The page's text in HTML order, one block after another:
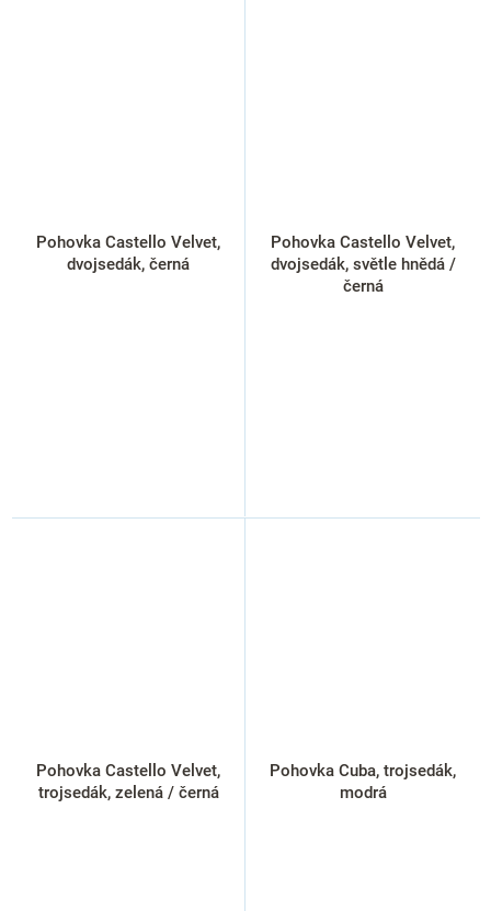
Pohovka Castello Velvet,
dvojsedák, černá
Pohovka Castello Velvet,
dvojsedák, světle hnědá /
černá
Pohovka Castello Velvet,
trojsedák, zelená / černá
Pohovka Cuba, trojsedák,
modrá